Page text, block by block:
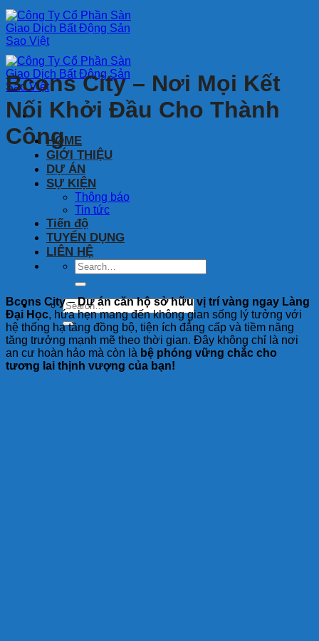
Bỏ
qua
nội
dung
HOME
GIỚI THIỆU
DỰ ÁN
SỰ KIỆN
Thông báo
Tin tức
Tiến độ
TUYỂN DỤNG
LIÊN HỆ
Bcons City – Nơi Mọi Kết
Nối Khởi Đầu Cho Thành
Công
Bcons City–Dự án căn hộ sở hữu vị trí vàng ngay Làng
Đại Học, hứa hẹn mang đến không gian sống lý tưởng với
hệ thống hạ tầng đồng bộ, tiện ích đẳng cấp và tiềm năng
tăng trưởng mạnh mẽ theo thời gian. Đây không chỉ là nơi
an cư hoàn hảo mà còn là bệ phóng vững chắc cho
tương lai thịnh vượng của bạn!